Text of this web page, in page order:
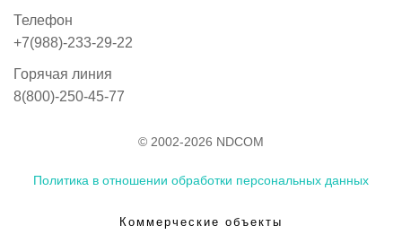
Телефон
+7(988)-233-29-22
Горячая линия
8(800)-250-45-77
© 2002-2026 NDCOM
Политика в отношении обработки персональных данных
Коммерческие объекты